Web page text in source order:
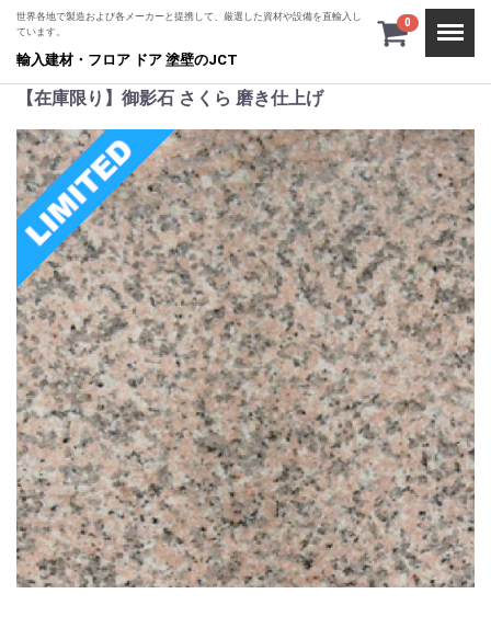
世界各地で製造および各メーカーと提携して、厳選した資材や設備を直輸入し
ています。
輸入建材・フロア ドア 塗壁のJCT
0
【在庫限り】御影石 さくら 磨き仕上げ